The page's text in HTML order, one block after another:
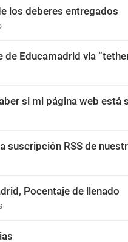
los deberes entregados
de Educamadrid via
si mi página web está
suscripción RSS de
Pocentaje de llenado